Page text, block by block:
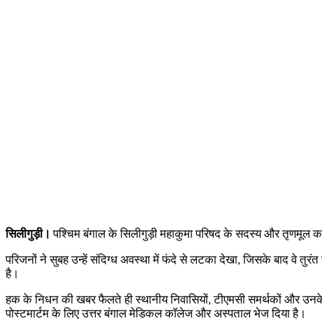
सिलीगुड़ी। पश्चिम बंगाल के सिलीगुड़ी महाकुमा परिषद के सदस्य और तृणमूल
परिजनों ने सुबह उन्हें संदिग्ध अवस्था में फंदे से लटका देखा, जिसके बाद वे तुरंत
है।
हक के निधन की खबर फैलते ही स्थानीय निवासियों, टीएमसी समर्थकों और
पोस्टमार्टम के लिए उत्तर बंगाल मेडिकल कॉलेज और अस्पताल भेज दिया है।